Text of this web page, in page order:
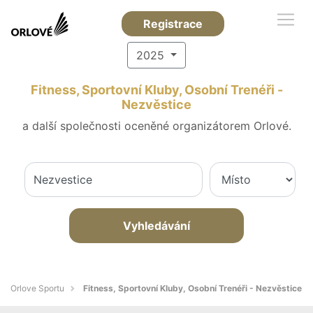
Registrace
2025
Fitness, Sportovní Kluby, Osobní Trenéři -
Nezvěstice
a další společnosti oceněné organizátorem Orlové.
Vyhledávání
Orlove Sportu Fitness, Sportovní Kluby, Osobní Trenéři - Nezvěstice